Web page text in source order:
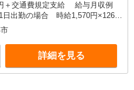
通費規定支給 給与月収例
日出勤の場合 時給1,570円×126時
詳細を見る